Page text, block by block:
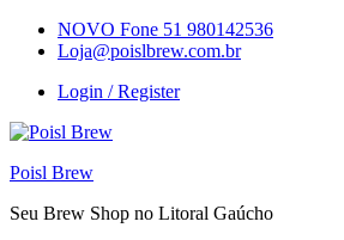
NOVO Fone 51 980142536
Loja@poislbrew.com.br
Login / Register
Poisl Brew
Seu Brew Shop no Litoral Gaúcho